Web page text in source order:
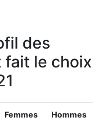
des
fait le choix
Femmes Hommes